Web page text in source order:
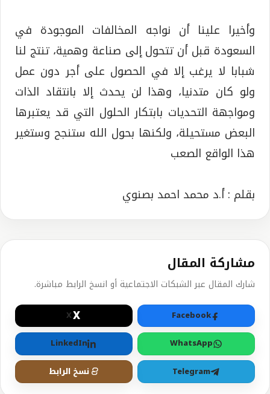
وأخيرا علينا أن نواجه المخالفات الموجودة في
السعودة قبل أن تتحول إلى صناعة وهمية، تنتج لنا
شبابا لا يرغب إلا في الحصول على أجر دون عمل
ولو كان متدنيا، وهذا لن يحدث إلا بانتقاد الذات
ومواجهة التحديات بابتكار الحلول التي قد يعتبرها
البعض مستحيلة، ولكنها بحول الله ستنجح وستغير
هذا الواقع الصعب
بقلم : أ.د محمد احمد بصنوي
مشاركة المقال
شارك المقال عبر الشبكات الاجتماعية أو انسخ الرابط مباشرة.
Facebook
X
X
WhatsApp
LinkedIn
Telegram
نسخ الرابط